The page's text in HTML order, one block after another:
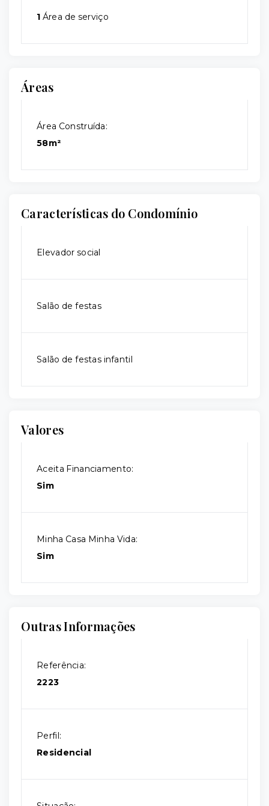
1 Área de serviço
Áreas
Área Construída:
58m²
Características do Condomínio
Elevador social
Salão de festas
Salão de festas infantil
Valores
Aceita Financiamento:
Sim
Minha Casa Minha Vida:
Sim
Outras Informações
Referência:
2223
Perfil:
Residencial